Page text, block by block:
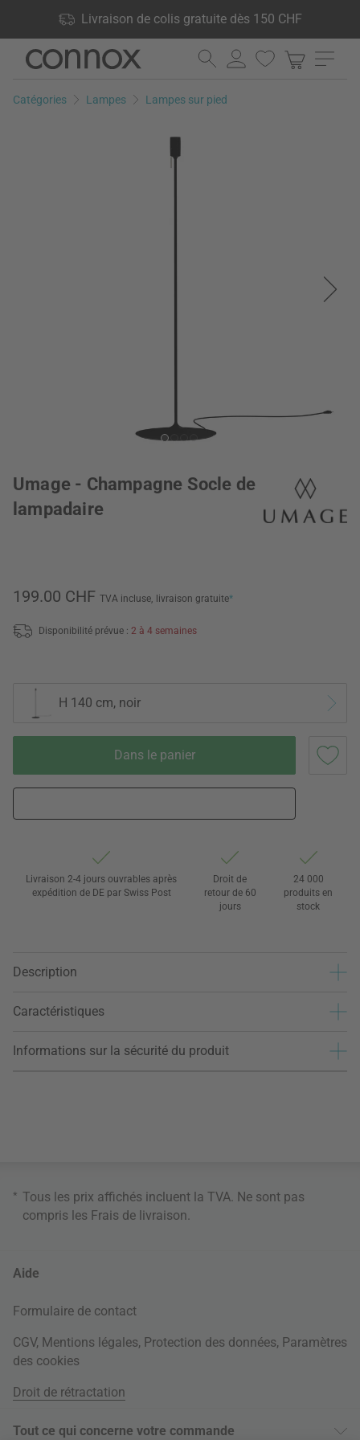
Livraison de colis gratuite dès 150 CHF
produits en stock, Droit de retour de 60 jours
Aller
contenu
Aller
la
Catégories Lampes Lampes sur pied
Umage - Champagne Socle de
lampadaire
199.00 CHF TVA incluse, livraison gratuite*
Disponibilité prévue : 2 à 4 semaines
H 140 cm, noir
Dans le panier
Livraison 2-4 jours ouvrables après
expédition de DE par Swiss Post
Droit de
retour de 60
jours
24 000
produits en
stock
Description
Caractéristiques
Informations sur la sécurité du produit
* Tous les prix affichés incluent la TVA. Ne sont pas
compris les Frais de livraison
Aide
Formulaire de contact
CGV, Mentions légales, Protection des données, Paramètres
des cookies
Droit de rétractation
Tout ce qui concerne votre commande